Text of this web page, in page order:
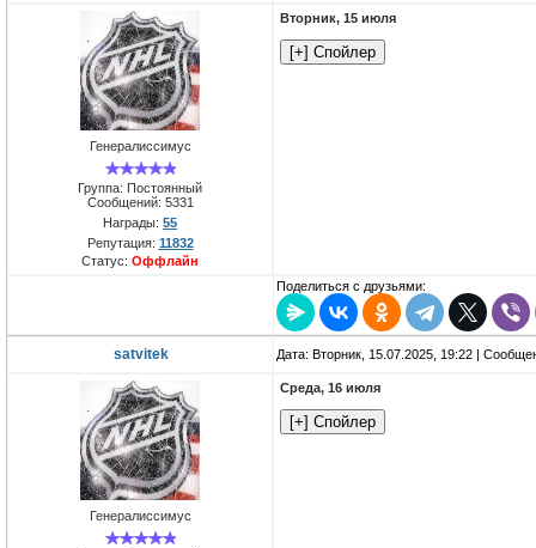
Генералиссимус
Группа: Постоянный
Сообщений: 5331
Награды: 55
Репутация: 11832
Статус: Оффлайн
Вторник, 15 июля
Поделиться с друзьями:
satvitek Дата: Вторник, 15.07.2025, 19:22 |
Генералиссимус
Среда, 16 июля